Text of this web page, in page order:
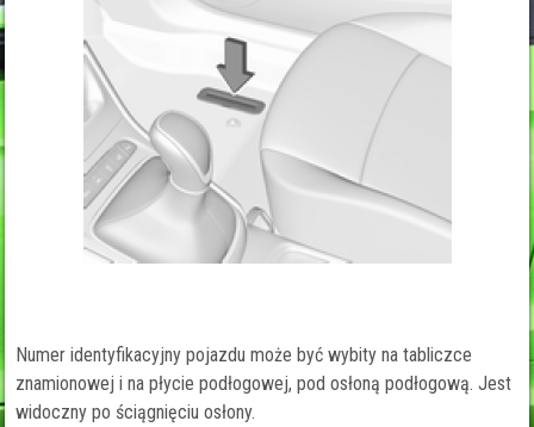
Numer identyfikacyjny pojazdu może być wybity na tabliczce
znamionowej i na płycie podłogowej, pod osłoną podłogową. Jest
widoczny po ściągnięciu osłony.